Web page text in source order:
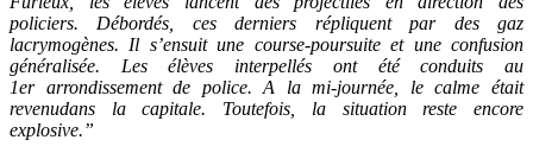
policiers.Débordés, ces derniers répliquent par des gaz
lacrymogènes. Il s’ensuit une course-poursuite et une confusion
généralisée. Les élèves interpellés ont été conduits au
1er arrondissement de police. A la mi-journée, le calme était
revenudans la capitale. Toutefois, la situation reste encore
explosive.”